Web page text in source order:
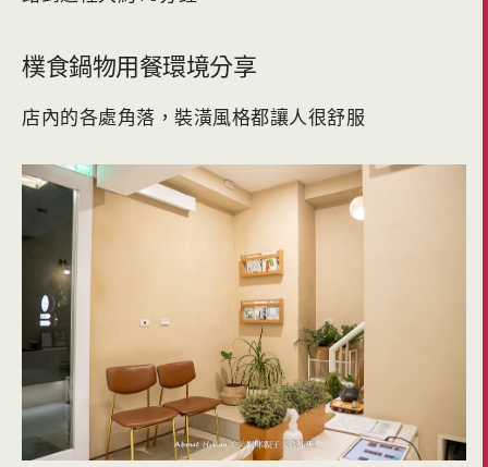
樸食鍋物用餐環境分享
店內的各處角落，裝潢風格都讓人很舒服